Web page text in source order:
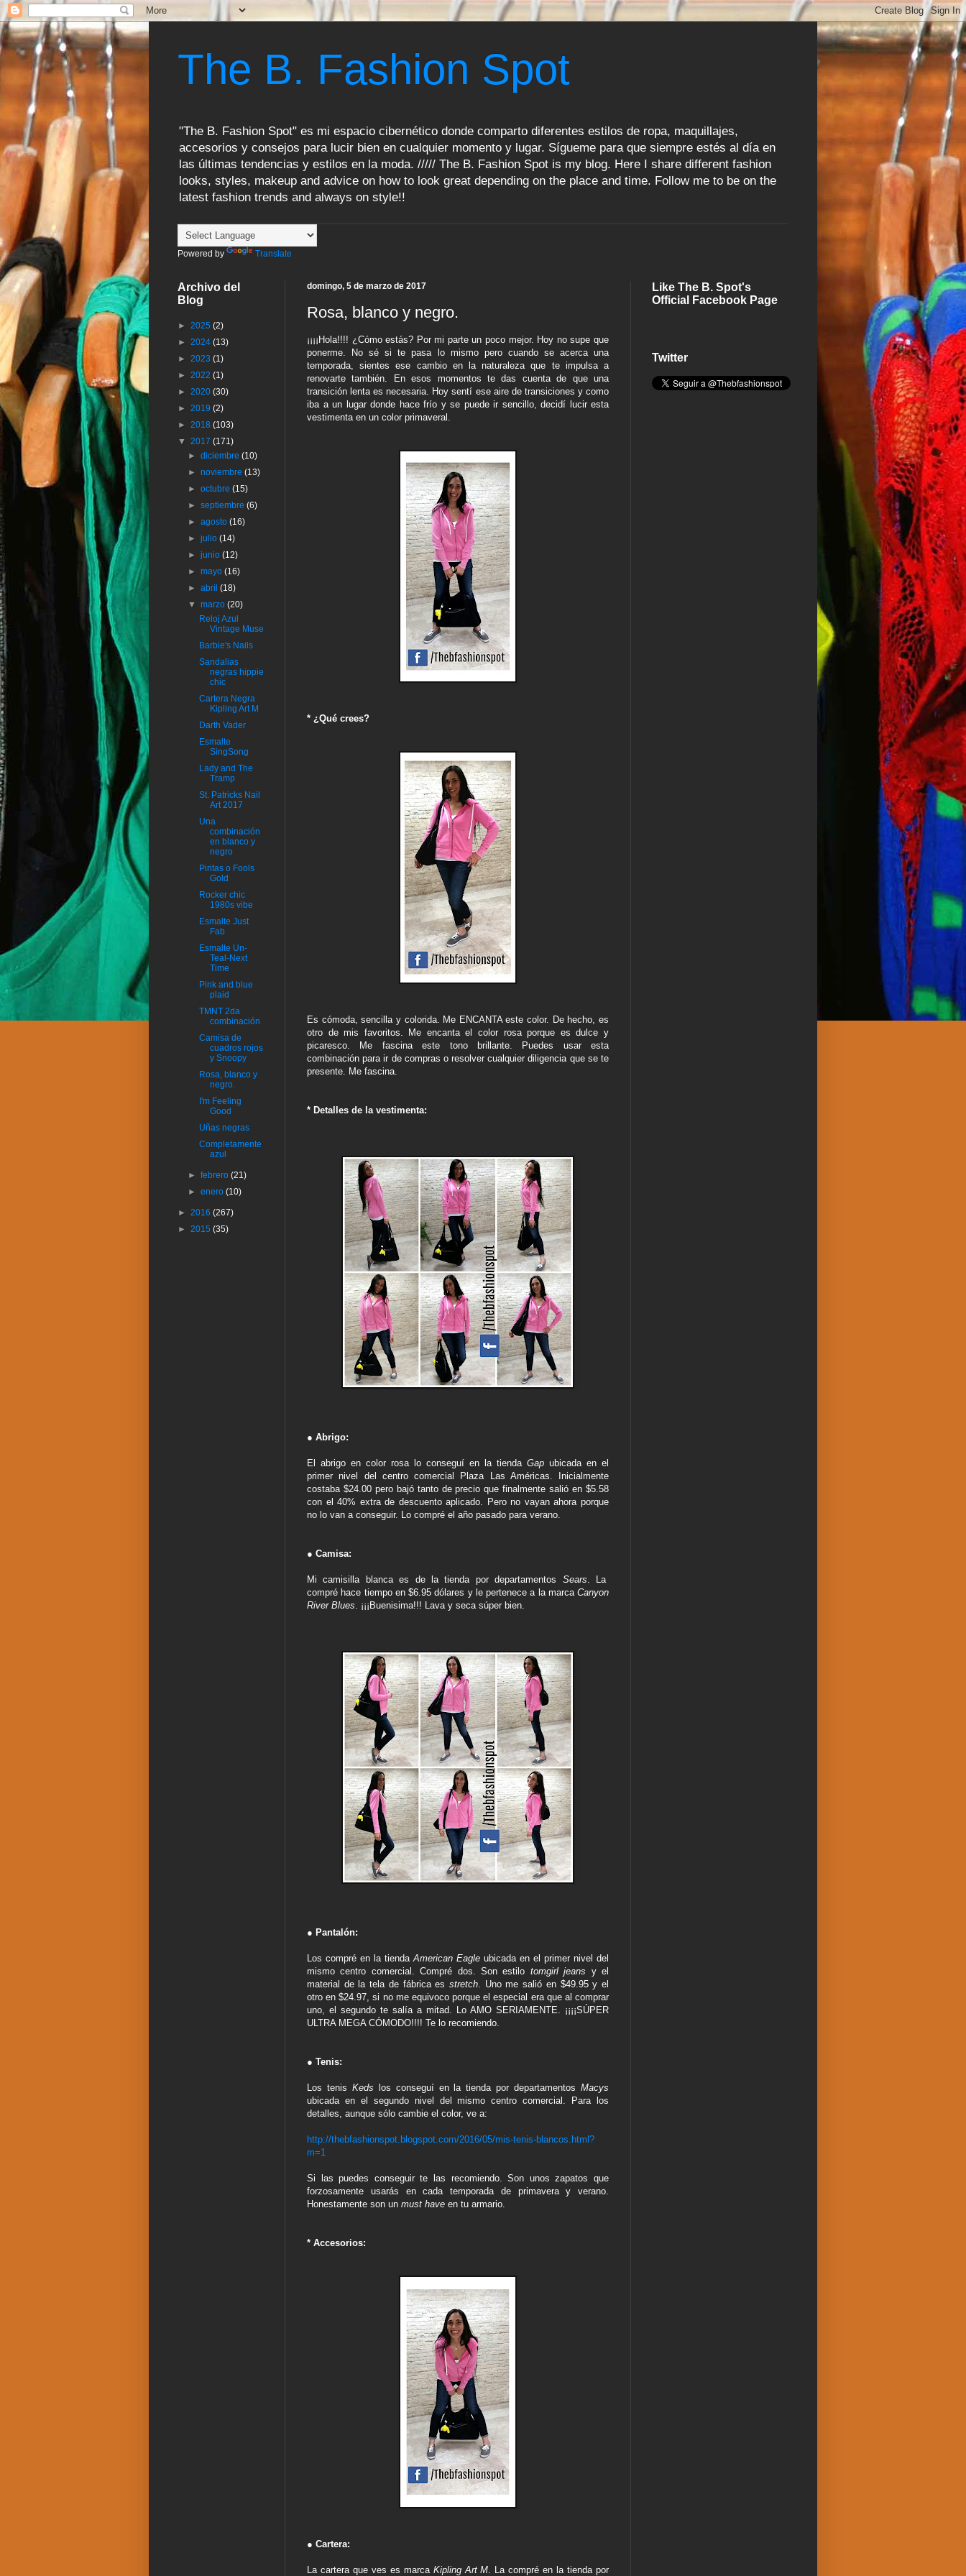
The B. Fashion Spot
"The B. Fashion Spot" es mi espacio cibernético donde comparto diferentes estilos de ropa, maquillajes,
accesorios y consejos para lucir bien en cualquier momento y lugar. Sígueme para que siempre estés al día en
las últimas tendencias y estilos en la moda. ///// The B. Fashion Spot is my blog. Here I share different fashion
looks, styles, makeup and advice on how to look great depending on the place and time. Follow me to be on the
latest fashion trends and always on style!!
Powered by Translate
domingo, 5 de marzo de 2017
Rosa, blanco y negro.
¡¡¡¡Hola!!!! ¿Cómo estás? Por mi parte un poco mejor. Hoy no supe que
ponerme. No sé si te pasa lo mismo pero cuando se acerca una
temporada, sientes ese cambio en la naturaleza que te impulsa a
renovarte también. En esos momentos te das cuenta de que una
transición lenta es necesaria. Hoy sentí ese aire de transiciones y como
iba a un lugar donde hace frío y se puede ir sencillo, decidí lucir esta
vestimenta en un color primaveral.
* ¿Qué crees?
Es cómoda, sencilla y colorida. Me ENCANTA este color. De hecho, es
otro de mis favoritos. Me encanta el color rosa porque es dulce y
picaresco. Me fascina este tono brillante. Puedes usar esta
combinación para ir de compras o resolver cualquier diligencia que se te
presente. Me fascina.
* Detalles de la vestimenta:
● Abrigo:
El abrigo en color rosa lo conseguí en la tienda Gap ubicada en el
primer nivel del centro comercial Plaza Las Américas. Inicialmente
costaba $24.00 pero bajó tanto de precio que finalmente salió en $5.58
con el 40% extra de descuento aplicado. Pero no vayan ahora porque
no lo van a conseguir. Lo compré el año pasado para verano.
● Camisa:
Mi camisilla blanca es de la tienda por departamentos Sears. La
compré hace tiempo en $6.95 dólares y le pertenece a la marca Canyon
River Blues. ¡¡¡Buenisima!!! Lava y seca súper bien.
● Pantalón:
Los compré en la tiendaAmerican Eagle ubicada en el primer nivel del
mismo centro comercial. Compré dos. Son estilo tomgirl jeans y el
material de la tela de fábrica es stretch. Uno me salió en $49.95 y el
otro en $24.97, si no me equivoco porque el especial era que al comprar
uno, el segundo te salía a mitad. Lo AMO SERIAMENTE. ¡¡¡¡SÚPER
ULTRA MEGA CÓMODO!!!! Te lo recomiendo.
● Tenis:
Los tenis Keds los conseguí en la tienda por departamentosMacys
ubicada en el segundo nivel del mismo centro comercial. Para los
detalles, aunque sólo cambie el color, ve a:
http://thebfashionspot.blogspot.com/2016/05/mis-tenis-blancos.html?
m=1
Si las puedes conseguir te las recomiendo. Son unos zapatos que
forzosamente usarás en cada temporada de primavera y verano.
Honestamente son un must have en tu armario.
* Accesorios:
● Cartera:
La cartera que ves es marca Kipling Art M. La compré en la tienda por
Archivo del
Blog
► 2025 (2)
► 2024 (13)
► 2023 (1)
► 2022 (1)
► 2020 (30)
► 2019 (2)
► 2018 (103)
▼ 2017 (171)
►diciembre(10)
►noviembre(13)
►octubre(15)
►septiembre(6)
►agosto(16)
►julio(14)
►junio(12)
►mayo(16)
►abril(18)
▼marzo(20)
Reloj Azul
Vintage Muse
Barbie's Nails
Sandalias
negras hippie
chic
Cartera Negra
Kipling Art M
Darth Vader
Esmalte
SingSong
Lady and The
Tramp
St. Patricks Nail
Art 2017
Una
combinación
en blanco y
negro
Piritas o Fools
Gold
Rocker chic
1980s vibe
Esmalte Just
Fab
Esmalte Un-
Teal-Next
Time
Pink and blue
plaid
TMNT 2da
combinación
Camisa de
cuadros rojos
y Snoopy
Rosa, blanco y
negro.
I'm Feeling
Good
Uñas negras
Completamente
azul
►febrero(21)
►enero(10)
► 2016 (267)
► 2015 (35)
Like The B. Spot's
Official Facebook Page
Twitter